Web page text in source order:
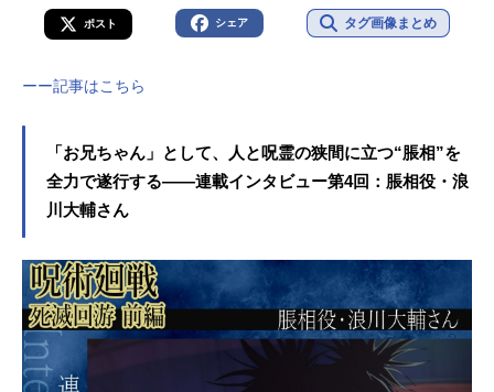
ポスト シェア タグ画像まとめ
ーー記事はこちら
「お兄ちゃん」として、人と呪霊の狭間に立つ“脹相”を
全力で遂行する――連載インタビュー第4回：脹相役・浪
川大輔さん